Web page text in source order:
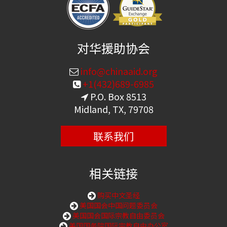
对华援助协会
info@chinaaid.org
+1(432)689-6985
P.O. Box 8513
Midland, TX, 79708
联系我们
相关链接
购买中文圣经
美国国会中国问题委员会
美国国会国际宗教自由委员会